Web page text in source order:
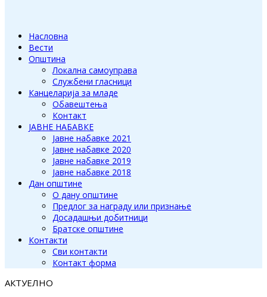
Насловна
Вести
Општина
Локална самоуправа
Службени гласници
Канцеларија за младе
Обавештења
Контакт
ЈАВНЕ НАБАВКЕ
Јавне набавке 2021
Јавне набавке 2020
Јавне набавке 2019
Јавне набавке 2018
Дан општине
О дану општине
Предлог за награду или признање
Досадашњи добитници
Братске општине
Контакти
Сви контакти
Контакт форма
АКТУЕЛНО